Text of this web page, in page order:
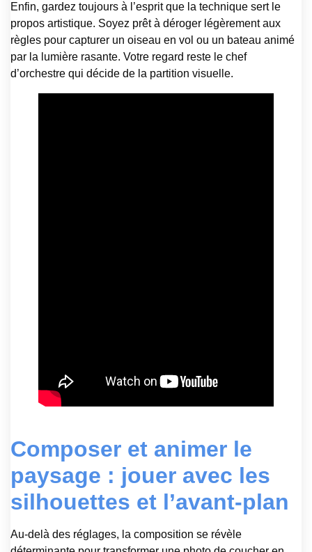
Enfin, gardez toujours à l’esprit que la technique sert le
propos artistique. Soyez prêt à déroger légèrement aux
règles pour capturer un oiseau en vol ou un bateau animé
par la lumière rasante. Votre regard reste le chef
d’orchestre qui décide de la partition visuelle.
Composer et animer le
paysage : jouer avec les
silhouettes et l’avant-plan
Au-delà des réglages, la composition se révèle